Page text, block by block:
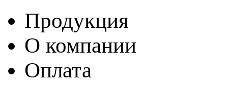
Продукция
О компании
Оплата